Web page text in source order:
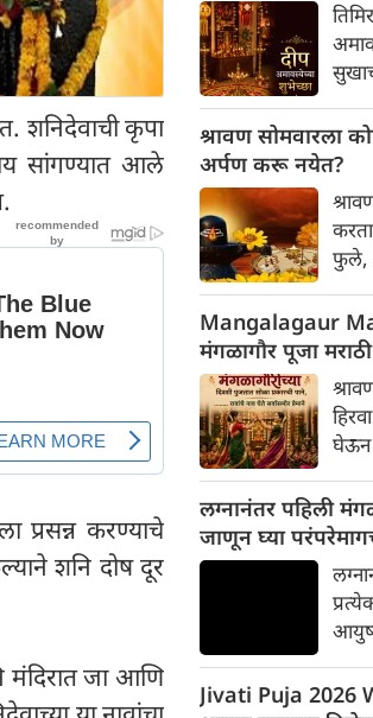
शनिदेवाची कृपा
सांगण्यात आले
प्रसन्न करण्याचे
शनि दोष दूर
मंदिरात जा आणि
श्रावण सोमवारला
अर्पण करू नयेत?
फुले,
आणि
Mangalagaur
मंगळागौर पूजा
घेऊन
पूजा,
लग्नानंतर पहिली
जाणून घ्या
Jivati Puja 2026